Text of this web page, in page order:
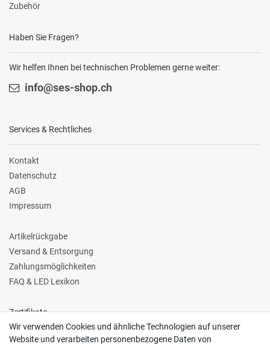
Zubehör
Haben Sie Fragen?
Wir helfen Ihnen bei technischen Problemen gerne weiter:
info@ses-shop.ch
Services & Rechtliches
Kontakt
Datenschutz
AGB
Impressum
Artikelrückgabe
Versand & Entsorgung
Zahlungsmöglichkeiten
FAQ & LED Lexikon
Zertifikate
Wir verwenden Cookies und ähnliche Technologien auf unserer
Website und verarbeiten personenbezogene Daten von